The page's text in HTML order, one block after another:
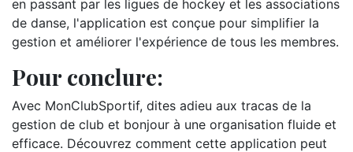
en passant par les ligues de hockey et les associations
de danse, l'application est conçue pour simplifier la
gestion et améliorer l'expérience de tous les membres.
Pour conclure:
Avec MonClubSportif, dites adieu aux tracas de la
gestion de club et bonjour à une organisation fluide et
efficace. Découvrez comment cette application peut